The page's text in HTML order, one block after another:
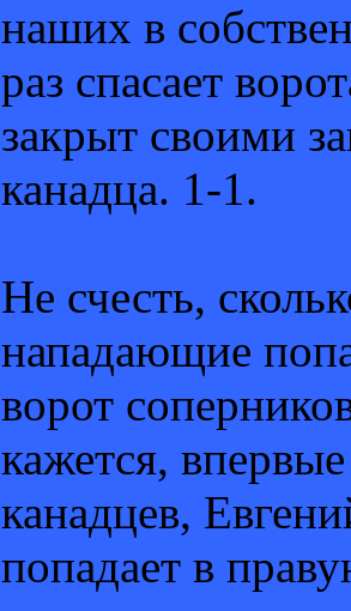
наших в
раз спасает
закрыт своими
канадца. 1-1.
Не счесть,
нападающие
ворот
кажется,
канадцев,
попадает в